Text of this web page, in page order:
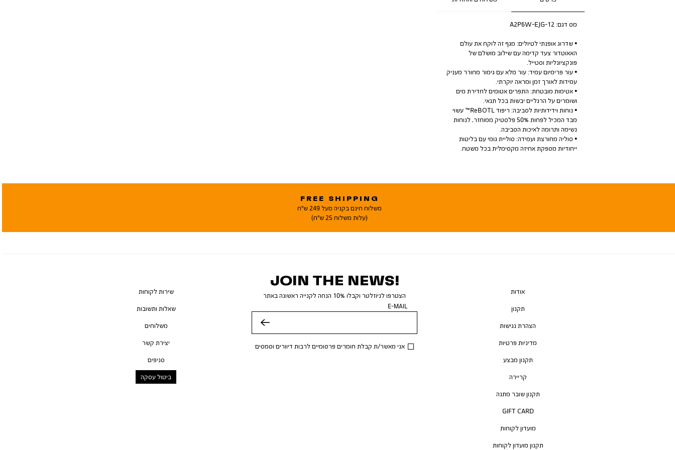
מס דגם: A2P6W-EJG-12
• שדרוג אופנתי לטיולים: מגף זה לוקח את עולם
האאוטדור צעד קדימה עם שילוב מושלם של
פונקציונליות וסטייל.
• עור פרימיום עמיד: עור מלא עם גימור מחורר מעניק
עמידות לאורך זמן ומראה יוקרתי.
• אטימות מובטחת: התפרים אטומים לחדירת מים
ושומרים על הרגליים יבשות בכל תנאי.
• נוחות וידידותיות לסביבה: ריפוד ReBOTL™ עשוי
מבד המכיל לפחות 50% פלסטיק ממוחזר, לנוחות
נשימה ותרומה לאיכות הסביבה.
• סוליה מחורצת ועמידה: סוליית גומי עם בליטות
ייחודיות מספקת אחיזה מקסימלית בכל משטח.
FREE SHIPPING
משלוח חינם בקניה מעל 249 ש"ח
(עלות משלוח 25 ש"ח)
JOIN THE NEWS!
הצטרפו לניוזלטר וקבלו 10% הנחה לקנייה ראשונה באתר
E-MAIL
אני מאשר/ת קבלת חומרים פרסומיים לרבות דיוורים וסמסים
אודות
תקנון
הצהרת נגישות
מדיניות פרטיות
תקנון מבצע
קריירה
תקנון שובר מתנה
GIFT CARD
מועדון לקוחות
תקנון מועדון לקוחות
שירות לקוחות
שאלות ותשובות
משלוחים
יצירת קשר
סניפים
ביטול עסקה